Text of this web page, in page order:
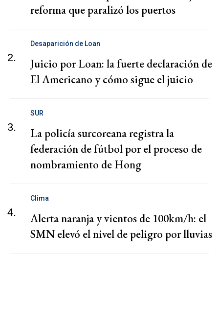
reforma que paralizó los puertos
2.
Desaparición de Loan
Juicio por Loan: la fuerte declaración de
El Americano y cómo sigue el juicio
3.
SUR
La policía surcoreana registra la
federación de fútbol por el proceso de
nombramiento de Hong
4.
Clima
Alerta naranja y vientos de 100km/h: el
SMN elevó el nivel de peligro por lluvias